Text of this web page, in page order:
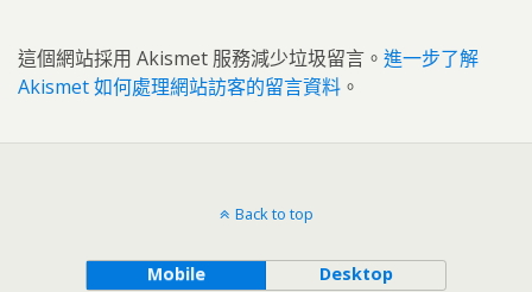
這個網站採用 Akismet 服務減少垃圾留言。 進一步了解
Akismet 如何處理網站訪客的留言資料 。
Back to top
Mobile Desktop